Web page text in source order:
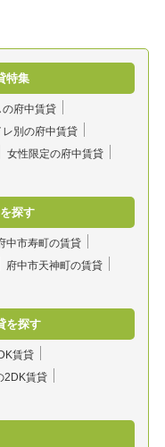
特集
の府中賃貸
別の府中賃貸
女性限定の府中賃貸
探す
中市寿町の賃貸
府中市天神町の賃貸
を探す
賃貸
2DK賃貸